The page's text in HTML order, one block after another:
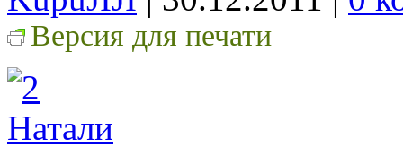
Версия для печати